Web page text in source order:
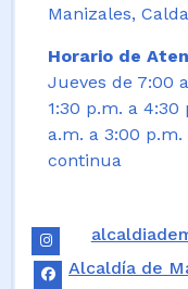
Manizales,
Horario de
Jueves de 7:00
1:30 p.m. a
a.m. a 3:00 p.m.
continua
Alcaldía de